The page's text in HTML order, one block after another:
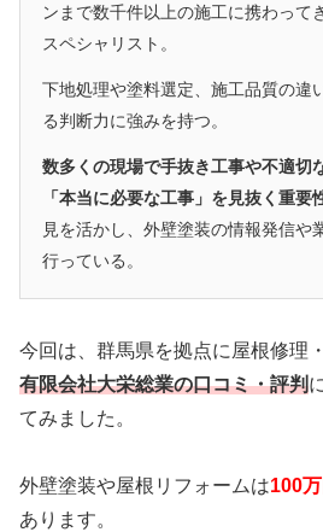
ンまで数千件以上の施工に携わって
スペシャリスト。
下地処理や塗料選定、施工品質の違
る判断力に強みを持つ。
数多くの現場で手抜き工事や不適切
「本当に必要な工事」を見抜く重要
見を活かし、外壁塗装の情報発信や
行っている。
今回は、群馬県を拠点に屋根修理
有限会社大栄総業の口コミ・評判
てみました。
外壁塗装や屋根リフォームは100
あります。